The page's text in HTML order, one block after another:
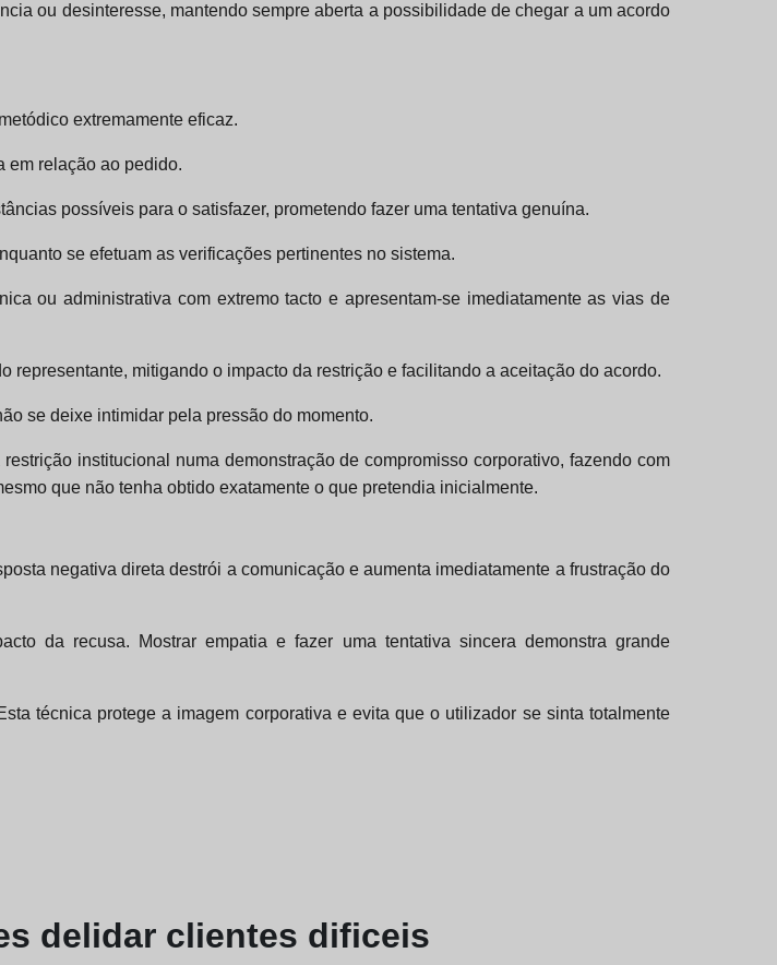
ou desinteresse, mantendo sempre aberta a possibilidade de chegar a um acordo
extremamente eficaz.
em relação ao pedido.
possíveis para o satisfazer, prometendo fazer uma tentativa genuína.
se efetuam as verificações pertinentes no sistema.
ou administrativa com extremo tacto e apresentam-se imediatamente as vias de
representante, mitigando o impacto da restrição e facilitando a aceitação do acordo.
se deixe intimidar pela pressão do momento.
institucional numa demonstração de compromisso corporativo, fazendo com
que não tenha obtido exatamente o que pretendia inicialmente.
negativa direta destrói a comunicação e aumenta imediatamente a frustração do
da recusa. Mostrar empatia e fazer uma tentativa sincera demonstra grande
técnica protege a imagem corporativa e evita que o utilizador se sinta totalmente
delidar clientes dificeis